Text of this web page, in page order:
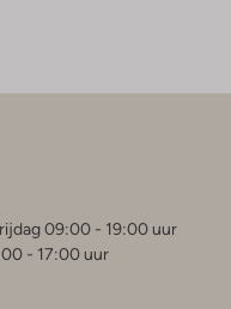
09:00 - 19:00 uur
- 17:00 uur